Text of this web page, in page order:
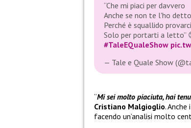
“Che mi piaci per davvero
Anche se non te l'ho detto
Perché è squallido provarci
Solo per portarti a letto”
#TaleEQualeShow
— Tale e Quale Show
“Mi sei molto piaciuta, hai
Cristiano Malgioglio. Anche
facendo un’analisi molto